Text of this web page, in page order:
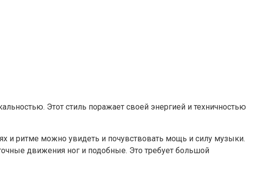
Этот стиль поражает своей энергией и техничностью
и ритме можно увидеть и почувствовать мощь и силу музыки.
движения ног и подобные. Это требует большой